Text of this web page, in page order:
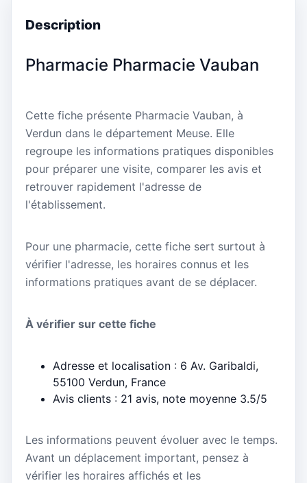
Description
Pharmacie Pharmacie Vauban
Cette fiche présente Pharmacie Vauban, à
Verdun dans le département Meuse. Elle
regroupe les informations pratiques disponibles
pour préparer une visite, comparer les avis et
retrouver rapidement l'adresse de
l'établissement.
Pour une pharmacie, cette fiche sert surtout à
vérifier l'adresse, les horaires connus et les
informations pratiques avant de se déplacer.
À vérifier sur cette fiche
Adresse et localisation : 6 Av. Garibaldi,
55100 Verdun, France
Avis clients : 21 avis, note moyenne 3.5/5
Les informations peuvent évoluer avec le temps.
Avant un déplacement important, pensez à
vérifier les horaires affichés et les